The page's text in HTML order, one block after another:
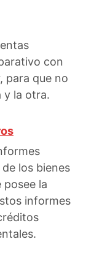
con
para que no
y la otra.
los bienes
posee la
informes